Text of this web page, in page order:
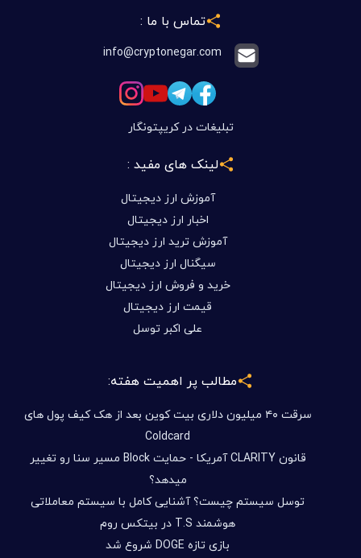
تماس با ما :
info@cryptonegar.com
تبلیغات در کریپتونگار
لینک های مفید :
آموزش ارز دیجیتال
اخبار ارز دیجیتال
آموزش ترید ارز دیجیتال
سیگنال ارز دیجیتال
خرید و فروش ارز دیجیتال
قیمت ارز دیجیتال
علی اکبر توسل
مطالب پر اهمیت هفته:
سرقت ۴۰ میلیون دلاری بیت کوین بعد از هک کیف پول های
Coldcard
قانون CLARITY آمریکا - حمایت Block مسیر سنا رو تغییر
میدهد؟
توسل سیستم چیست؟ آشنایی کامل با سیستم معاملاتی
هوشمند T.S در بیتکس روم
بازی تازه DOGE شروع شد